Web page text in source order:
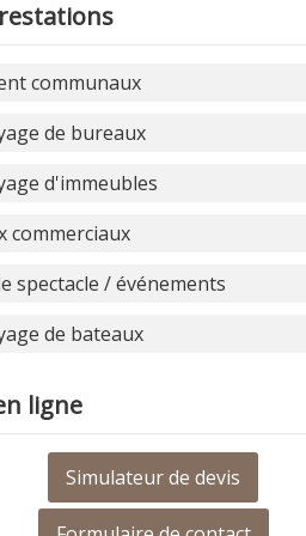
communaux
de bureaux
d'immeubles
commerciaux
spectacle / événements
de bateaux
ligne
Simulateur de devis